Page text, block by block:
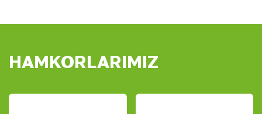
HAMKORLARIMIZ